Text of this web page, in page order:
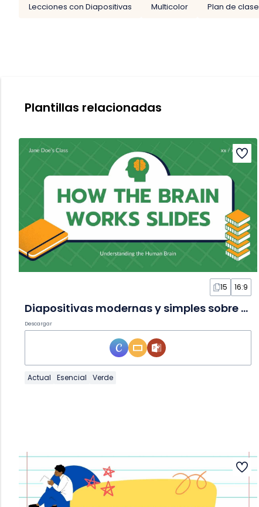
Lecciones con Diapositivas
Multicolor Plan de clase
Plantillas relacionadas
15 16:9
Diapositivas modernas y simples sobre cómo funciona el cerebro
Descargar
Actual Esencial Verde